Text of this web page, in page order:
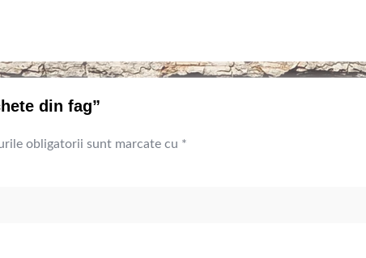
din fag”
obligatorii sunt marcate cu *